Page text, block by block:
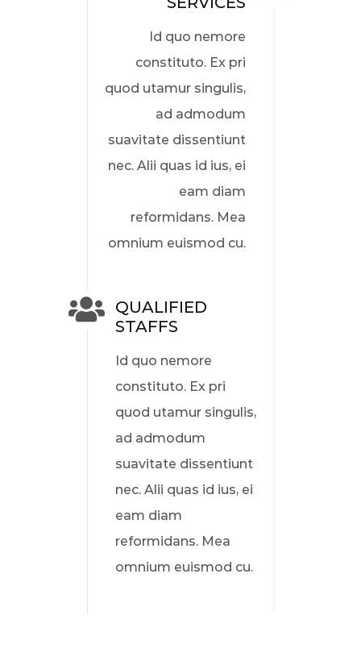
Id quo nemore
constituto. Ex pri
quod utamur singulis,
ad admodum
suavitate dissentiunt
nec. Alii quas id ius, ei
eam diam
reformidans. Mea
omnium euismod cu.
QUALIFIED
STAFFS
Id quo nemore
constituto. Ex pri
quod utamur singulis,
ad admodum
suavitate dissentiunt
nec. Alii quas id ius, ei
eam diam
reformidans. Mea
omnium euismod cu.